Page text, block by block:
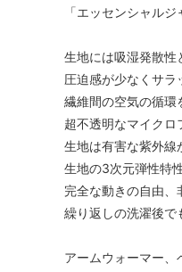
「エッセンシャルジ
生地には吸湿発散
圧迫感が少なくサラ
繊維間の空気の循環
超不透明なマイクロ
生地は有害な紫外線
生地の3次元弾性特
完全な動きの自由、
繰り返しの洗濯後で
アームウォーマー、